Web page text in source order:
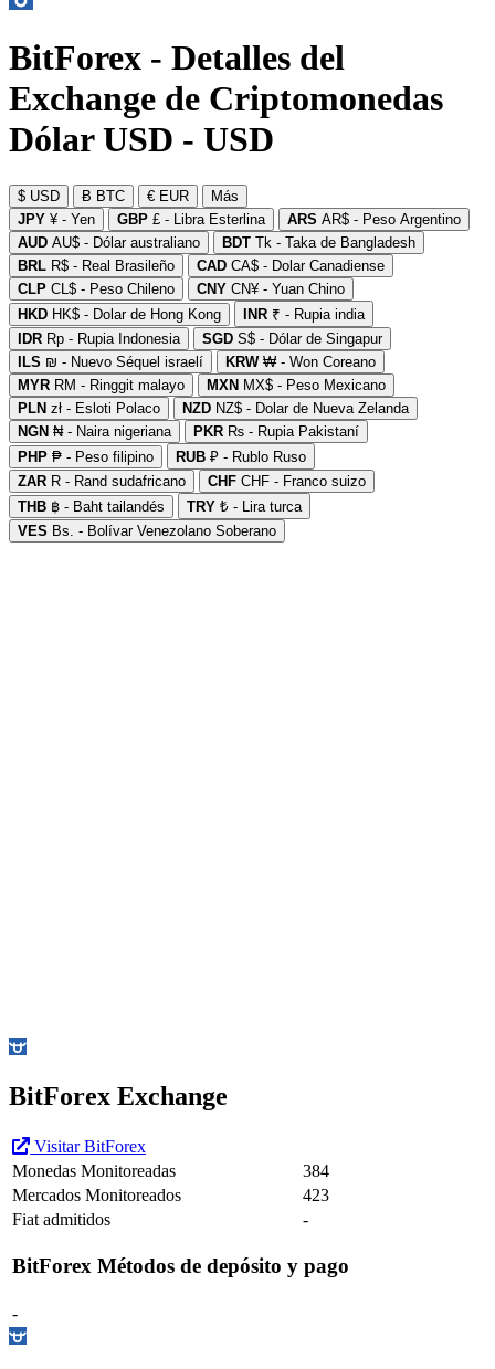
BitForex - Detalles del
Exchange de Criptomonedas
Dólar USD - USD
$ USD Ƀ BTC € EUR
Más
JPY ¥ - Yen GBP £ - Libra Esterlina ARS AR$ - Peso Argentino
AUD AU$ - Dólar australiano BDT Tk - Taka de Bangladesh
BRL R$ - Real Brasileño CAD CA$ - Dolar Canadiense
CLP CL$ - Peso Chileno CNY CN¥ - Yuan Chino
HKD HK$ - Dolar de Hong Kong INR ₹ - Rupia india
IDR Rp - Rupia Indonesia SGD S$ - Dólar de Singapur
ILS ₪ - Nuevo Séquel israelí KRW₩ - Won Coreano
MYR RM - Ringgit malayo MXN MX$ - Peso Mexicano
PLN zł - Esloti Polaco NZD NZ$ - Dolar de Nueva Zelanda
NGN ₦ - Naira nigeriana PKR ₨ - Rupia Pakistaní
PHP ₱ - Peso filipino RUB ₽ - Rublo Ruso
ZAR R - Rand sudafricano CHF CHF - Franco suizo
THB ฿ - Baht tailandés TRY ₺ - Lira turca
VES Bs. - Bolívar Venezolano Soberano
BitForex Exchange
Visitar BitForex
Monedas Monitoreadas
384
Mercados Monitoreados
423
Fiat admitidos
-
BitForex Métodos de depósito y pago
-